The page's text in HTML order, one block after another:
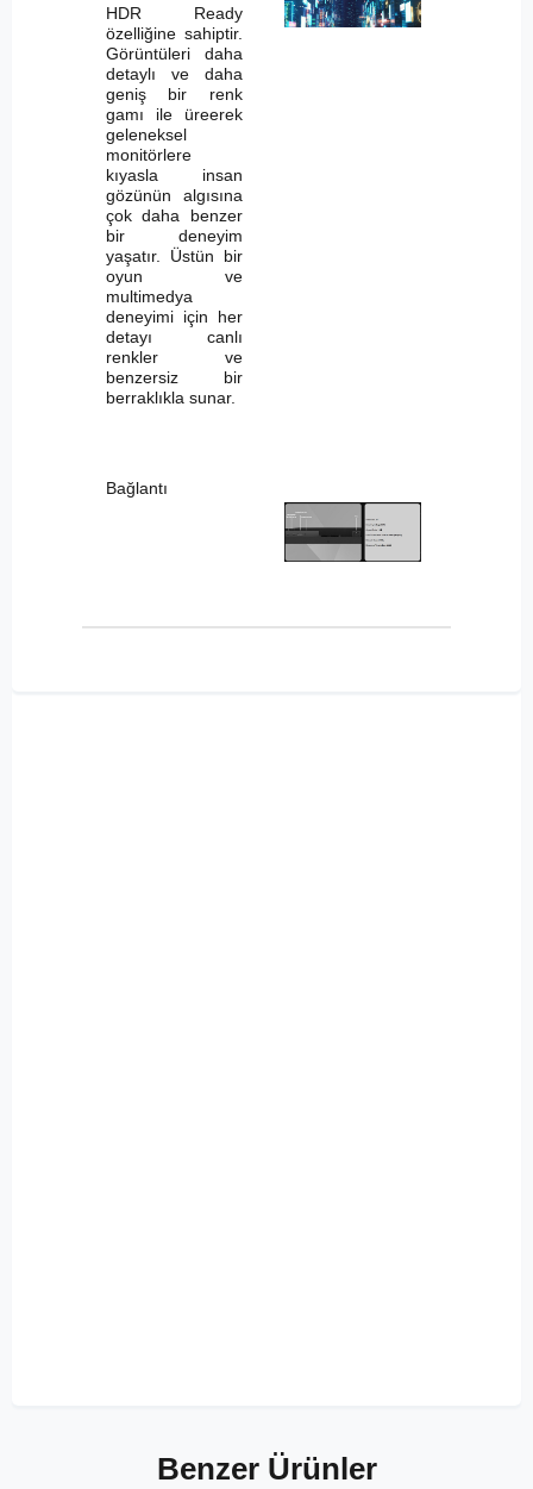
HDR Ready
özelliğine sahiptir.
Görüntüleri daha
detaylı ve daha
geniş bir renk
gamı ile üreerek
geleneksel
monitörlere
kıyasla insan
gözünün algısına
çok daha benzer
bir deneyim
yaşatır. Üstün bir
oyun ve
multimedya
deneyimi için her
detayı canlı
renkler ve
benzersiz bir
berraklıkla sunar.
Bağlantı
Benzer Ürünler